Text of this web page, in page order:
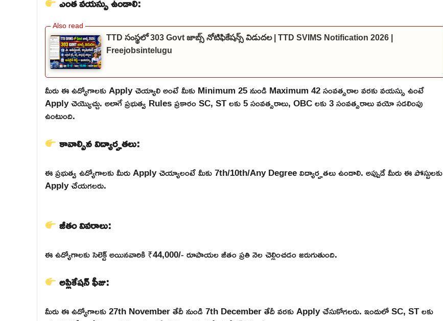
TTD సంస్థలో 303 Govt జాబ్స్ నోటిఫికేషన్స్ విడుదల | TTD SVIMS Notification 2026 |
Freejobsintelugu
మీరు ఈ ఉద్యోగాలకు Apply చెయ్యాలి అంటే మీకు Minimum 25 నుండి Maximum 42 సంవత్సరాల వరకు వయస్సు ఉంటే
Apply చెయ్యొచ్చు. అలాగే ప్రభుత్వ Rules ప్రకారం SC, ST లకు 5 సంవత్సరాలు, OBC లకు 3 సంవత్సరాలు వయో సడలింపు
ఉంటుంది.
కావాల్సిన విద్యార్హతలు:
ఈ ప్రభుత్వ ఉద్యోగాలకు మీరు Apply చెయ్యాలంటే మీకు 7th/10th/Any Degree విద్యార్హతలు ఉండాలి. అప్పుడే మీరు ఈ పోస్టులకు
Apply చేయగలరు.
జీతం వివరాలు:
ఈ ఉద్యోగాలకు సెలెక్ట్ అయినవారికి ₹44,000/- రూపాయల జీతం ప్రతి నెల చెల్లించడం జరుగుతుంది.
అప్లికేషన్ ఫీజు:
మీరు ఈ ఉద్యోగాలకు 27th November తేదీ నుండి 7th December తేదీ వరకు Apply చేసుకోగలరు. ఇందులో SC, ST లకు